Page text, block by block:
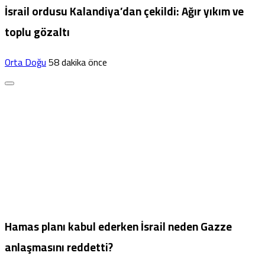
İsrail ordusu Kalandiya’dan çekildi: Ağır yıkım ve
toplu gözaltı
Orta Doğu58 dakika önce
Hamas planı kabul ederken İsrail neden Gazze
anlaşmasını reddetti?